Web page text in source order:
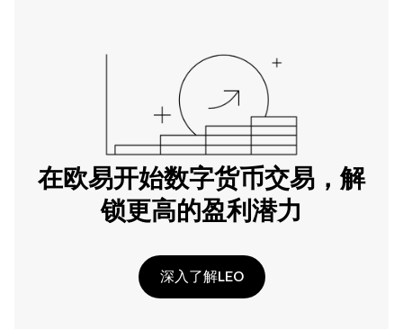
在欧易开始数字货币交易，解
锁更高的盈利潜力
深入了解LEO